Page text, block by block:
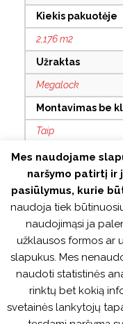
Kiekis pakuotėje
2,176 m2
Užraktas
Megalock
Montavimas be
Taip
Su grioveliais
4V
Antistatinis
Taip
Tinka
Taip
Atsparus
Ne
Mes naudojame
naršymo patirtį ir
pasiūlymus, kurie
naudoja tiek
naudojimąsi ja
užklausos formos ar
slapukus. Mes
naudoti statistinės
rinktų bet kokią
svetainės lankytojų